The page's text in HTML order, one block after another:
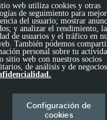
cargo de
por
No
EN INTERESES
DE TERCEROS
web utiliza cookies y otras
de seguimiento para
del usuario; mostrar
y analizar el rendimiento, la
de usuarios y el tráfico en
También podemos
personal sobre tu
sitio web con nuestros socios
de análisis y de
Configuración de
cookies